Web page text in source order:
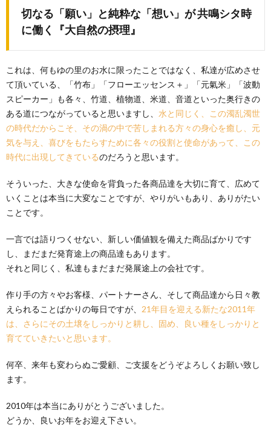
切なる「願い」と純粋な「想い」が 共鳴シタ時
に働く『大自然の摂理』
これは、何もゆの里のお水に限ったことではなく、私達が広めさせ
て頂いている、「竹布」「フローエッセンス＋」「元氣米」「波動
スピーカー」も各々、竹道、植物道、米道、音道といった奥行きの
ある道につながっていると思いますし、 水と同じく、この濁乱濁世
の時代だからこそ、その渦の中で苦しまれる方々の身心を癒し、元
気を与え、喜びをもたらすために各々の役割と使命があって、この
時代に出現してきているのだろうと思います。
そういった、大きな使命を背負った各商品達を大切に育て、広めて
いくことは本当に大変なことですが、やりがいもあり、ありがたい
ことです。
一言では語りつくせない、新しい価値観を備えた商品ばかりです
し、まだまだ発育途上の商品達もあります。
それと同じく、私達もまだまだ発展途上の会社です。
作り手の方々やお客様、パートナーさん、そして商品達から日々教
えられることばかりの毎日ですが、 21年目を迎える新たな2011年
は、さらにその土壌をしっかりと耕し、固め、良い種をしっかりと
育てていきたいと思います。
何卒、来年も変わらぬご愛顧、ご支援をどうぞよろしくお願い致し
ます。
2010年は本当にありがとうございました。
どうか、良いお年をお迎え下さい。